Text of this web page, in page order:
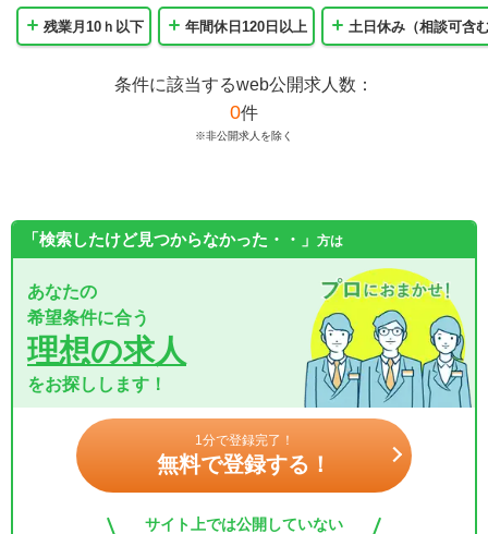
残業月10ｈ以下 年間休日120日以上 土日休み（相談可含
条件に該当するweb公開求人数：
0件
※非公開求人を除く
「検索したけど見つからなかった・・」 方は
あなたの
希望条件に合う
理想の求人
をお探しします！
1分で登録完了！
無料で登録する！
サイト上では公開していない